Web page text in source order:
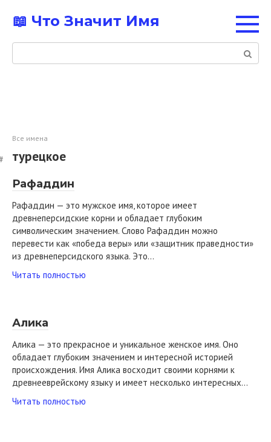
контенту
📖 Что Значит Имя
Поиск:
Все имена
турецкое
Рафаддин
Рафаддин — это мужское имя, которое имеет
древнеперсидские корни и обладает глубоким
символическим значением. Слово Рафаддин можно
перевести как «победа веры» или «защитник праведности»
из древнеперсидского языка. Это…
Читать полностью
Алика
Алика — это прекрасное и уникальное женское имя. Оно
обладает глубоким значением и интересной историей
происхождения. Имя Алика восходит своими корнями к
древнееврейскому языку и имеет несколько интересных…
Читать полностью